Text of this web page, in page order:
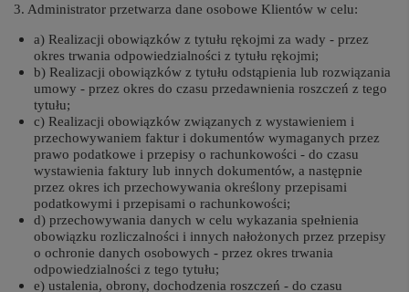
3. Administrator przetwarza dane osobowe Klientów w celu:
a) Realizacji obowiązków z tytułu rękojmi za wady - przez
okres trwania odpowiedzialności z tytułu rękojmi;
b) Realizacji obowiązków z tytułu odstąpienia lub rozwiązania
umowy - przez okres do czasu przedawnienia roszczeń z tego
tytułu;
c) Realizacji obowiązków związanych z wystawieniem i
przechowywaniem faktur i dokumentów wymaganych przez
prawo podatkowe i przepisy o rachunkowości - do czasu
wystawienia faktury lub innych dokumentów, a następnie
przez okres ich przechowywania określony przepisami
podatkowymi i przepisami o rachunkowości;
d) przechowywania danych w celu wykazania spełnienia
obowiązku rozliczalności i innych nałożonych przez przepisy
o ochronie danych osobowych - przez okres trwania
odpowiedzialności z tego tytułu;
e) ustalenia, obrony, dochodzenia roszczeń - do czasu